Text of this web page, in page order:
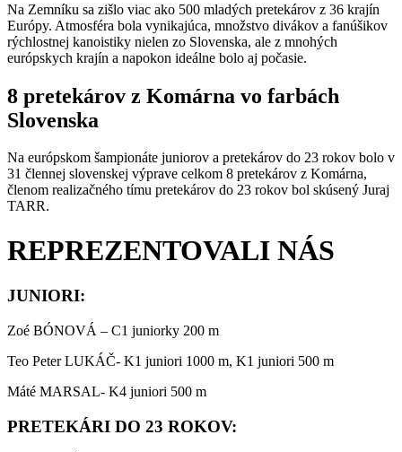
Na Zemníku sa zišlo viac ako 500 mladých pretekárov z 36 krajín
Európy. Atmosféra bola vynikajúca, množstvo divákov a fanúšikov
rýchlostnej kanoistiky nielen zo Slovenska, ale z mnohých
európskych krajín a napokon ideálne bolo aj počasie.
8 pretekárov z Komárna vo farbách
Slovenska
Na európskom šampionáte juniorov a pretekárov do 23 rokov bolo v
31 člennej slovenskej výprave celkom 8 pretekárov z Komárna,
členom realizačného tímu pretekárov do 23 rokov bol skúsený Juraj
TARR.
REPREZENTOVALI NÁS
JUNIORI:
Zoé BÓNOVÁ – C1 juniorky 200 m
Teo Peter LUKÁČ- K1 juniori 1000 m, K1 juniori 500 m
Máté MARSAL- K4 juniori 500 m
PRETEKÁRI DO 23 ROKOV: